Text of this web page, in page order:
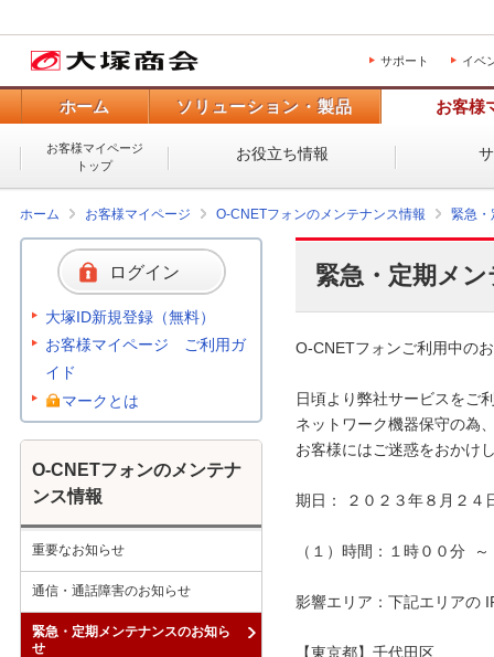
サポート イベ
ホーム ソリューション・製品 お客様
お客様マイページ
トップ
お役立ち情報
ホーム お客様マイページ O-CNETフォンのメンテナンス情報 緊急・
緊急・定期メ
O-CNETフォンご利用中の
日頃より弊社サービスをご
ネットワーク機器保守の為
お客様にはご迷惑をおかけ
期日： ２０２３年８月２４
（１）時間：１時００分
影響エリア：下記エリアの
【東京都】千代田区
ログイン
大塚ID新規登録（無料）
お客様マイページ ご利用ガ
イド
マークとは
O-CNETフォンのメンテナ
ンス情報
重要なお知らせ
通信・通話障害のお知らせ
緊急・定期メンテナンスのお知ら
せ